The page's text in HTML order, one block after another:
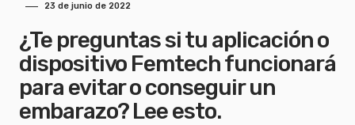
23 de junio de 2022
¿Te preguntas si tu aplicación o
dispositivo Femtech funcionará
para evitar o conseguir un
embarazo? Lee esto.